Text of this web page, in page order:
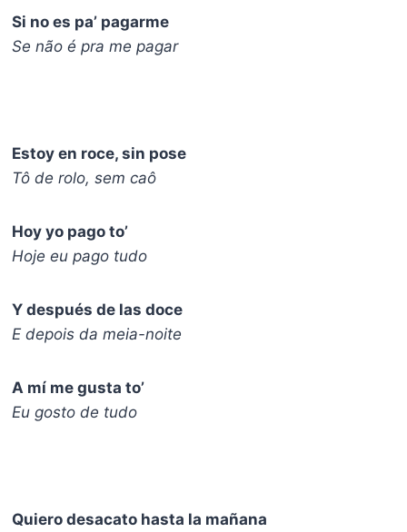
Si no es pa’ pagarme
Se não é pra me pagar
Estoy en rocе, sin pose
Tô de rolo, sem caô
Hoy yo pago to’
Hoje eu pago tudo
Y después de las docе
E depois da meia-noite
A mí me gusta to’
Eu gosto de tudo
Quiero desacato hasta la mañana